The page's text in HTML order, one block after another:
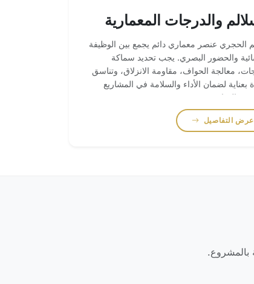
والدرجات المعمارية
الحجري عنصر معماري دائم يجمع بين الوظيفة
والحضور البصري. يجب تحديد سماكة
معالجة الحواف، مقاومة الانزلاق، وتناسق
بعناية لضمان الأداء والسلامة في المشاريع
والتجارية.
عرض التفاصيل
بالمشروع.